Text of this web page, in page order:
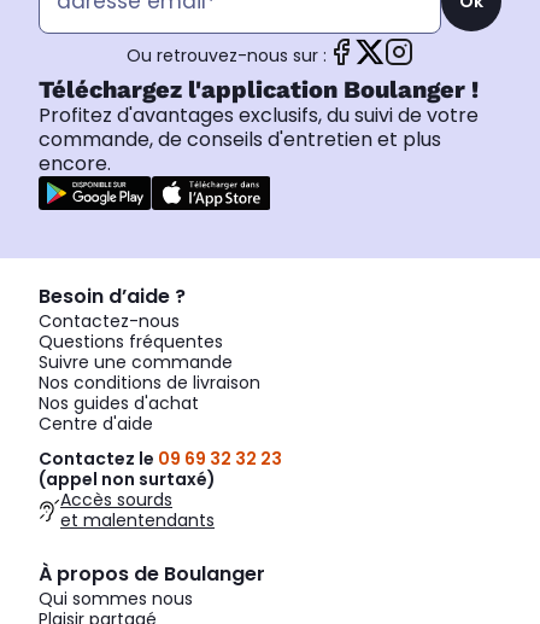
Ou retrouvez-nous sur :
Téléchargez l'application Boulanger !
Profitez d'avantages exclusifs, du suivi de votre
commande, de conseils d'entretien et plus
encore.
Besoin d’aide ?
Contactez-nous
Questions fréquentes
Suivre une commande
Nos conditions de livraison
Nos guides d'achat
Centre d'aide
Contactez le 09 69 32 32 23
(appel non surtaxé)
Accès sourds
et malentendants
À propos de Boulanger
Qui sommes nous